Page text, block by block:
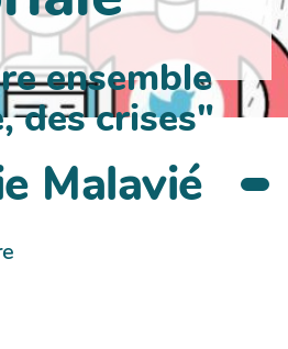
ensemble
des crises"
Malavié